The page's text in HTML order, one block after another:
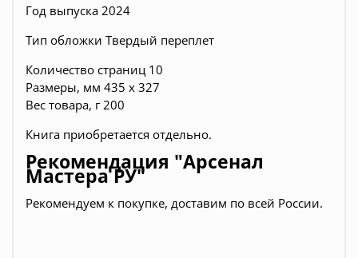
Год выпуска 2024
Тип обложки Твердый переплет
Количество страниц 10
Размеры, мм 435 х 327
Вес товара, г 200
Книга приобретается отдельно.
Рекомендация "Арсенал
Мастера РУ"
Рекомендуем к покупке, доставим по всей России.